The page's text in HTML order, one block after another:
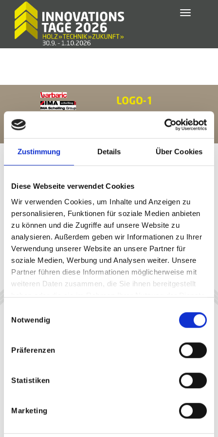
Zustimmung Details Über Cookies
Diese Webseite verwendet Cookies
Wir verwenden Cookies, um Inhalte und Anzeigen zu
personalisieren, Funktionen für soziale Medien anbieten
zu können und die Zugriffe auf unsere Website zu
analysieren. Außerdem geben wir Informationen zu Ihrer
Verwendung unserer Website an unsere Partner für
soziale Medien, Werbung und Analysen weiter. Unsere
Partner führen diese Informationen möglicherweise mit
weiteren Daten zusammen, die Sie ihnen bereitgestellt
haben oder die sie im Rahmen Ihrer Nutzung der Dienste
Notwendig
Präferenzen
Statistiken
Marketing
Toggle
LOGO-1